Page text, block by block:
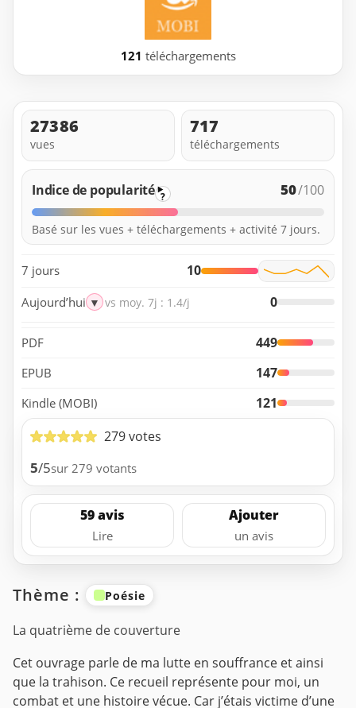
121 téléchargements
27386
vues
717
téléchargements
Indice de popularité ? 50/100
Basé sur les vues + téléchargements + activité 7 jours.
7 jours 10
Aujourd’hui ▼ vs moy. 7j : 1.4/j 0
PDF 449
EPUB 147
Kindle (MOBI)
121
279 votes
5/5sur 279 votants
59 avis
Lire
Ajouter
un avis
Thème : Poésie
La quatrième de couverture
Cet ouvrage parle de ma lutte en souffrance et ainsi
que la trahison. Ce recueil représente pour moi, un
combat et une histoire vécue. Car j’étais victime d’une